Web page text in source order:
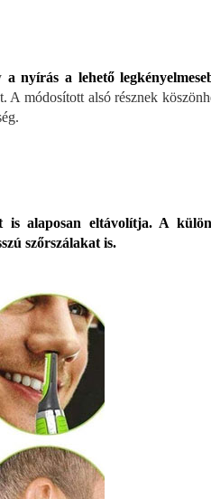
a nyírás a lehető
módosított alsó résznek
is alaposan eltávolítja. A
szőrszálakat is.